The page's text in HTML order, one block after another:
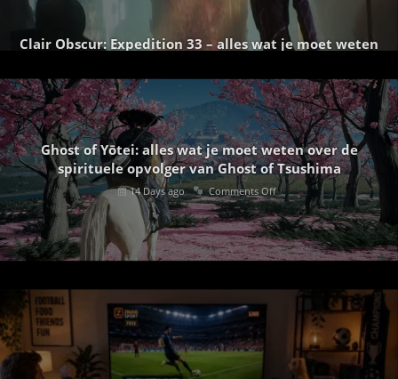
Clair Obscur: Expedition 33 – alles wat je moet weten
8 Days ago Comments Off
Ghost of Yōtei: alles wat je moet weten over de
spirituele opvolger van Ghost of Tsushima
14 Days ago Comments Off